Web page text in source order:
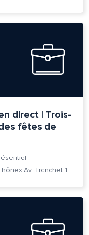
direct | Trois-
fêtes de
Salle des fêtes de Thônex Av. Tronchet 18 - 1226 Thônex